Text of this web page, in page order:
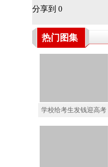
分享到 0
热门图集
学校给考生发钱迎高考